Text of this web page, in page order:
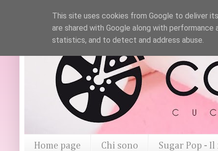
Home page Chi sono Sugar Pop -
This site uses cookies from Google to deliver
are shared with Google along with
statistics, and to detect and address abuse.